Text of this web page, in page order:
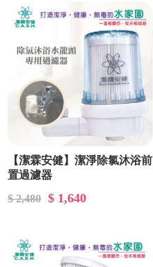
【潔霖安健】潔淨除氯沐浴前
置過濾器
$ 2,480
$ 1,640